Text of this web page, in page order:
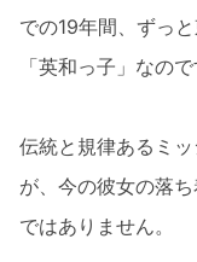
での19年間、ずっ
「英和っ子」なので
伝統と規律あるミ
が、今の彼女の落
ではありません。